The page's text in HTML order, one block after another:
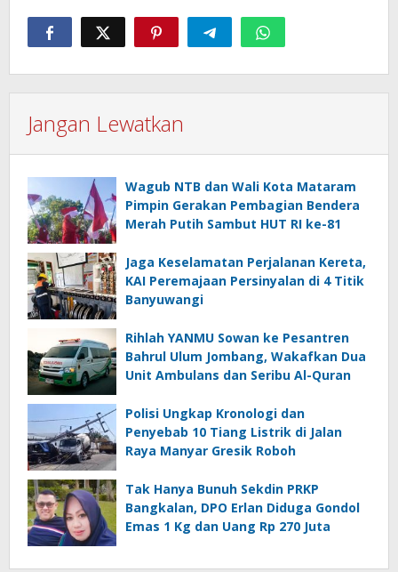
Jangan Lewatkan
Wagub NTB dan Wali Kota Mataram
Pimpin Gerakan Pembagian Bendera
Merah Putih Sambut HUT RI ke-81
Jaga Keselamatan Perjalanan Kereta,
KAI Peremajaan Persinyalan di 4 Titik
Banyuwangi
Rihlah YANMU Sowan ke Pesantren
Bahrul Ulum Jombang, Wakafkan Dua
Unit Ambulans dan Seribu Al-Quran
Polisi Ungkap Kronologi dan
Penyebab 10 Tiang Listrik di Jalan
Raya Manyar Gresik Roboh
Tak Hanya Bunuh Sekdin PRKP
Bangkalan, DPO Erlan Diduga Gondol
Emas 1 Kg dan Uang Rp 270 Juta